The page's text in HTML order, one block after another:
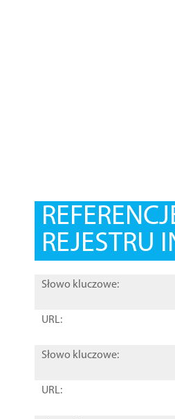
REJESTRU
Słowo kluczowe:
URL:
Słowo kluczowe:
URL: